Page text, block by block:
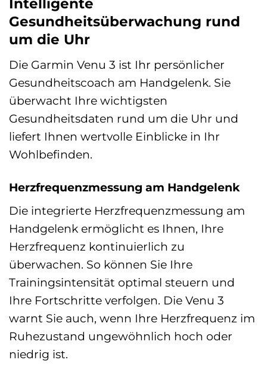
Intelligente
Gesundheitsüberwachung rund
um die Uhr
Die Garmin Venu 3 ist Ihr persönlicher
Gesundheitscoach am Handgelenk. Sie
überwacht Ihre wichtigsten
Gesundheitsdaten rund um die Uhr und
liefert Ihnen wertvolle Einblicke in Ihr
Wohlbefinden.
Herzfrequenzmessung am Handgelenk
Die integrierte Herzfrequenzmessung am
Handgelenk ermöglicht es Ihnen, Ihre
Herzfrequenz kontinuierlich zu
überwachen. So können Sie Ihre
Trainingsintensität optimal steuern und
Ihre Fortschritte verfolgen. Die Venu 3
warnt Sie auch, wenn Ihre Herzfrequenz im
Ruhezustand ungewöhnlich hoch oder
niedrig ist.